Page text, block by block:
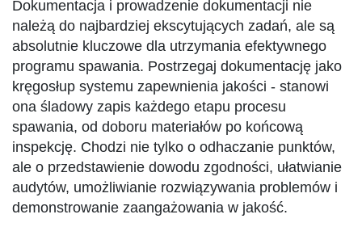
Dokumentacja i prowadzenie dokumentacji nie
należą do najbardziej ekscytujących zadań, ale są
absolutnie kluczowe dla utrzymania efektywnego
programu spawania. Postrzegaj dokumentację jako
kręgosłup systemu zapewnienia jakości - stanowi
ona śladowy zapis każdego etapu procesu
spawania, od doboru materiałów po końcową
inspekcję. Chodzi nie tylko o odhaczanie punktów,
ale o przedstawienie dowodu zgodności, ułatwianie
audytów, umożliwianie rozwiązywania problemów i
demonstrowanie zaangażowania w jakość.